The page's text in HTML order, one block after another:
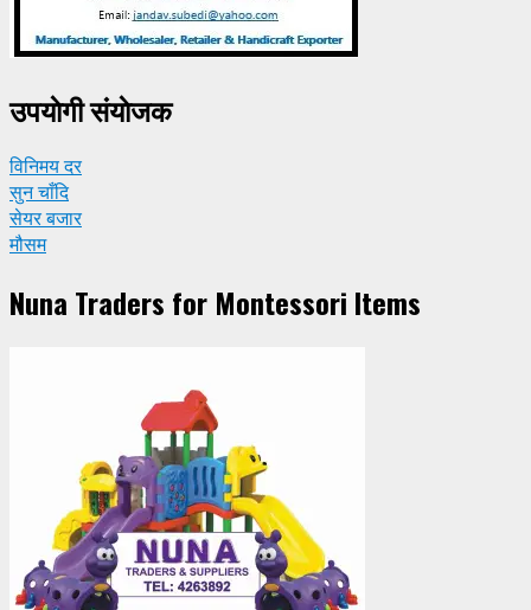
उपयाेगी संयाेजक
विनिमय दर
सुन चाँदि
सेयर बजार
मौसम
Nuna Traders for Montessori Items